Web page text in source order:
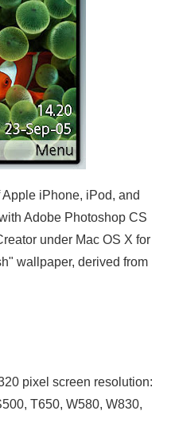
Apple iPhone, iPod, and
Adobe Photoshop CS
under Mac OS X for
wallpaper, derived from
pixel screen resolution:
T650, W580, W830,